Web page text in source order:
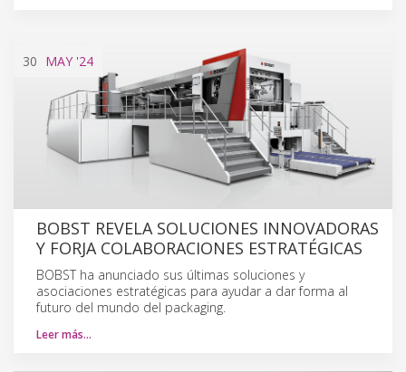
30 MAY '24
BOBST REVELA SOLUCIONES INNOVADORAS
Y FORJA COLABORACIONES ESTRATÉGICAS
BOBST ha anunciado sus últimas soluciones y
asociaciones estratégicas para ayudar a dar forma al
futuro del mundo del packaging.
Leer más…